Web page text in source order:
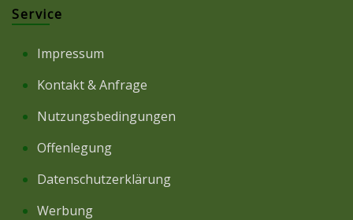
Service
Impressum
Kontakt & Anfrage
Nutzungsbedingungen
Offenlegung
Datenschutzerklärung
Werbung